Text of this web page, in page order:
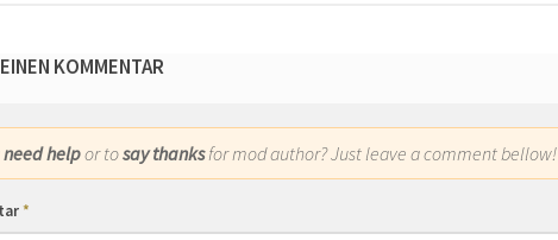
KOMMENTAR
need helpor tosay thanksfor mod author? Just leave a comment bellow!
*